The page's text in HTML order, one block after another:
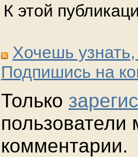
К этой
Хочешь
Подпишись на
Только
пользователи
комментарии.